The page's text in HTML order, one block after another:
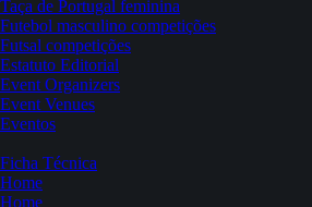
Taça de Portugal feminina
Futebol masculino competições
Futsal competições
Estatuto Editorial
Event Organizers
Event Venues
Eventos
Ficha Técnica
Home
Home